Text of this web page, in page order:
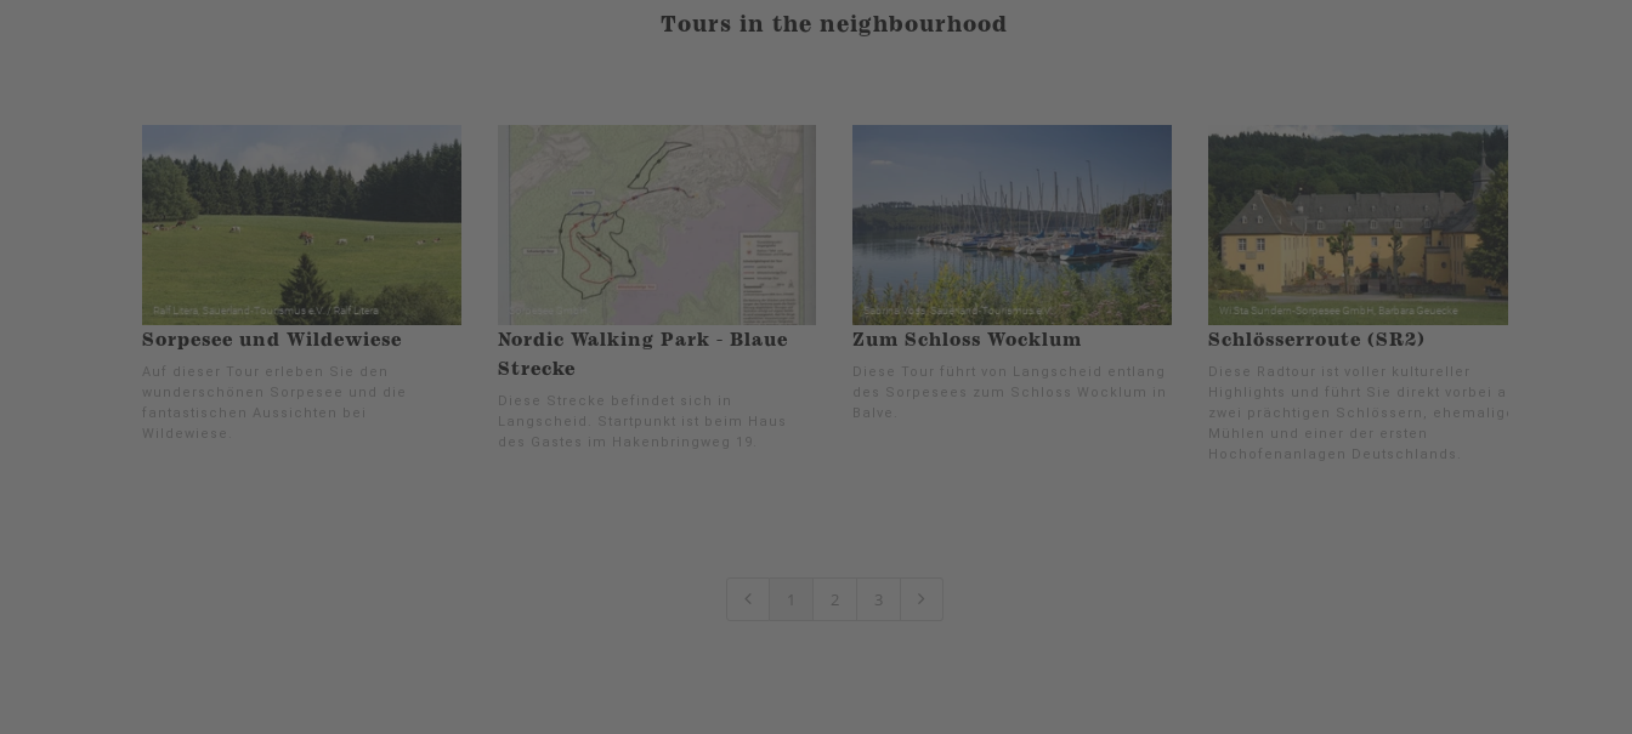
Tours in the neighbourhood
Sorpesee und Wildewiese
Auf dieser Tour erleben Sie den
wunderschönen Sorpesee und die
fantastischen Aussichten bei
Wildewiese.
Nordic Walking Park - Blaue
Strecke
Diese Strecke befindet sich in
Langscheid. Startpunkt ist beim Haus
des Gastes im Hakenbringweg 19.
Zum Schloss Wocklum
Diese Tour führt von Langscheid entlang
des Sorpesees zum Schloss Wocklum in
Balve.
Schlösserroute (SR2)
Diese Radtour ist voller kultureller
Highlights und führt Sie direkt vorbei an
zwei prächtigen Schlössern, ehemaligen
Mühlen und einer der ersten
Hochofenanlagen Deutschlands.
1 2 3